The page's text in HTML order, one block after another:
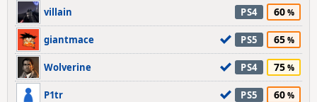
villain PS4 60
giantmace PS5 65
Wolverine PS4 75
P1tr PS5 60